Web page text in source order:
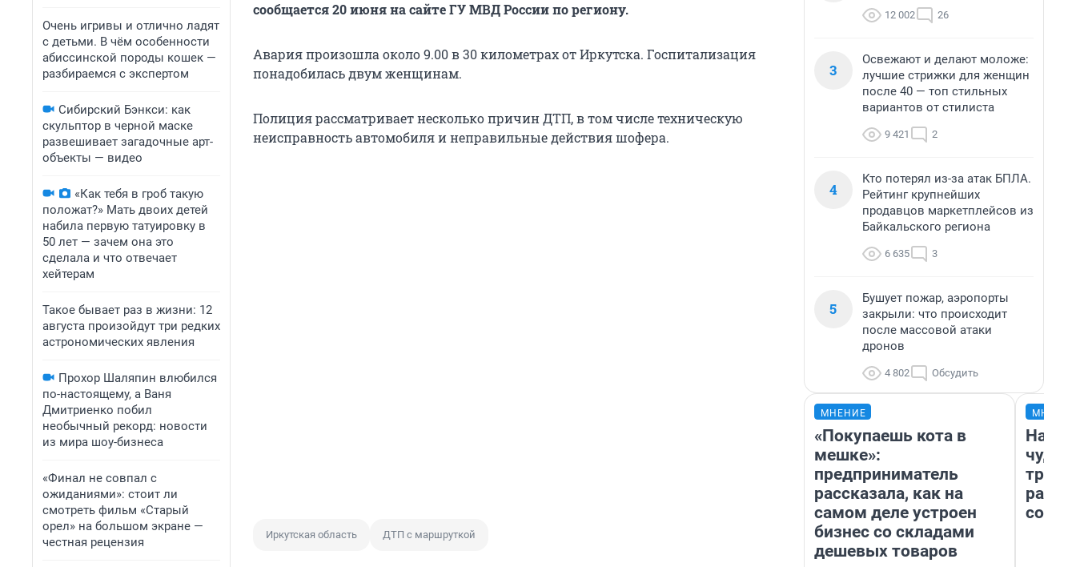
Очень игривы и отлично ладят
с детьми. В чём особенности
абиссинской породы кошек —
разбираемся с экспертом
Сибирский Бэнкси: как
скульптор в черной маске
развешивает загадочные арт-
объекты — видео
«Как тебя в гроб такую
положат?» Мать двоих детей
набила первую татуировку в
50 лет — зачем она это
сделала и что отвечает
хейтерам
Такое бывает раз в жизни: 12
августа произойдут три редких
астрономических явления
Прохор Шаляпин влюбился
по-настоящему, а Ваня
Дмитриенко побил
необычный рекорд: новости
из мира шоу-бизнеса
«Финал не совпал с
ожиданиями»: стоит ли
смотреть фильм «Старый
орел» на большом экране —
честная рецензия
сообщается 20 июня на сайте ГУ МВД России по региону.
Авария произошла около 9.00 в 30 километрах от Иркутска. Госпитализация
понадобилась двум женщинам.
Полиция рассматривает несколько причин ДТП, в том числе техническую
неисправность автомобиля и неправильные действия шофера.
Иркутская область ДТП с маршруткой
12 002 26
3
Освежают и делают моложе:
лучшие стрижки для женщин
после 40 — топ стильных
вариантов от стилиста
9 421 2
4
Кто потерял из-за атак БПЛА.
Рейтинг крупнейших
продавцов маркетплейсов из
Байкальского региона
6 635 3
5
Бушует пожар, аэропорты
закрыли: что происходит
после массовой атаки
дронов
4 802 Обсудить
МНЕНИЕ
«Покупаешь кота в
мешке»:
предприниматель
рассказала, как на
самом деле устроен
бизнес со складами
дешевых товаров